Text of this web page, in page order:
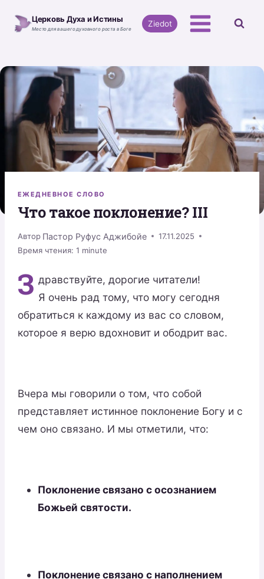
Церковь Духа и Истины
Место для вашего духовного роста в Боге
Ziedot
ЕЖЕДНЕВНОЕ СЛОВО
Что такое поклонение? III
Автор Пастор Руфус Аджибойе
17.11.2025
Время чтения: 1 minute
З дравствуйте, дорогие читатели!
Я очень рад тому, что могу сегодня
обратиться к каждому из вас со словом,
которое я верю вдохновит и ободрит вас.
Вчера мы говорили о том, что собой
представляет истинное поклонение Богу и с
чем оно связано. И мы отметили, что:
Поклонение связано с осознанием
Божьей святости.
Поклонение связано с наполнением